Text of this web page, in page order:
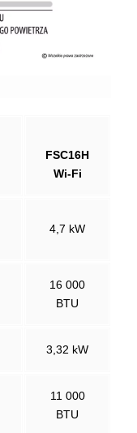
FSC16H
Wi-Fi
4,7 kW
16 000
BTU
3,32 kW
11 000
BTU